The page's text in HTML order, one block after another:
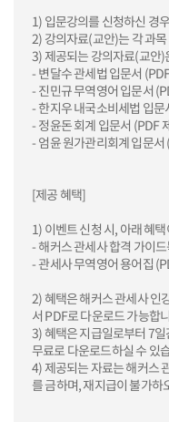
1) 입문강의를 신청하신 경
2) 강의자료(교안)는 각 과
3) 제공되는 강의자료(교안)
- 변달수 관세법 입문서
- 진민규 무역영어 입문서
- 한지우 내국소비세법 입문
- 정윤돈 회계 입문서 (PDF
- 엄윤 원가관리회계 입문서
[제공 혜택]
1) 이벤트 신청 시, 아래 혜
- 해커스 관세사 합격 가이
- 관세사 무역영어 용어집
2) 혜택은 해커스 관세사 인
서 PDF로 다운로드 가능합
3) 혜택은 지급일로부터 7
무료로 다운로드하실 수 있
4) 제공되는 자료는 해커스
를 금하며, 재지급이 불가하